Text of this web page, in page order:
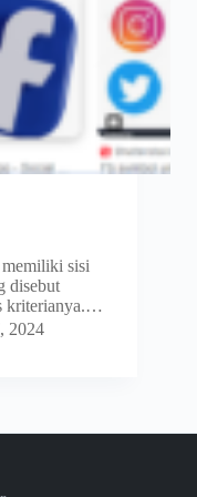
sisi
disebut
kriterianya.…
2024